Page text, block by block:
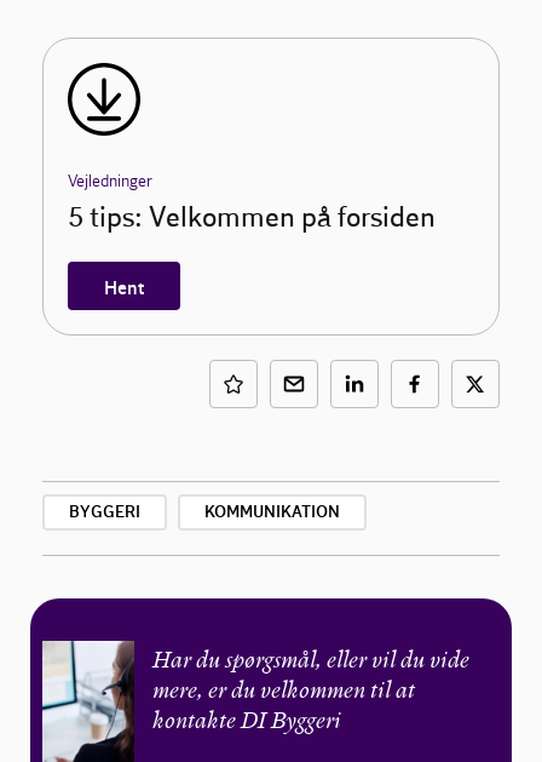
Vejledninger
5 tips: Velkommen på forsiden
Hent
BYGGERI KOMMUNIKATION
Har du spørgsmål, eller vil du vide
mere, er du velkommen til at
kontakte DI Byggeri